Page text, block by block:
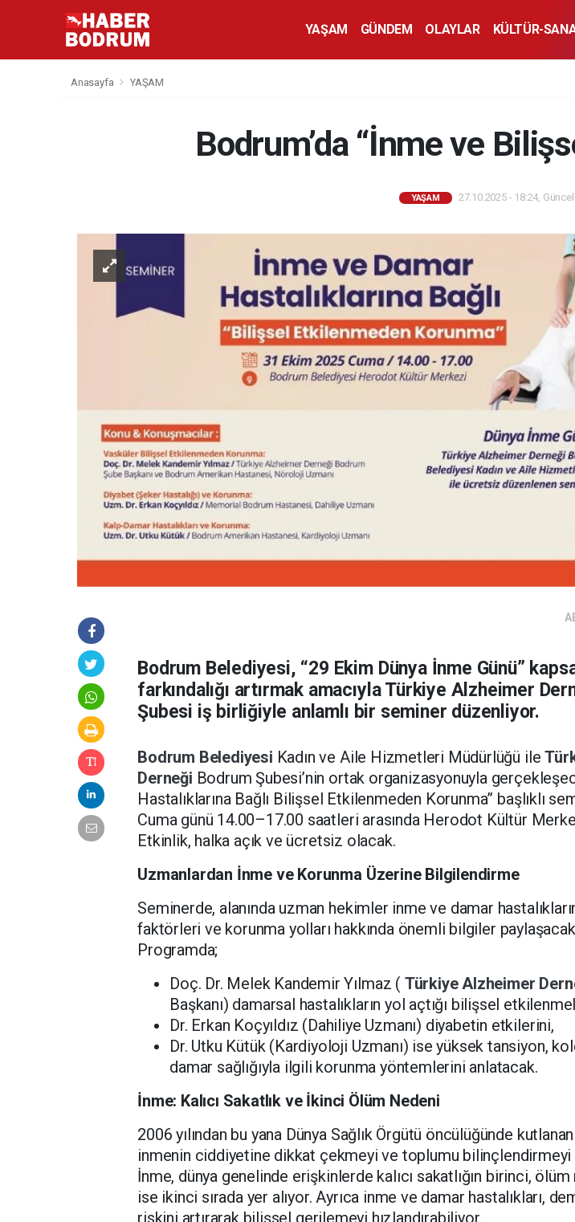
YAŞAM GÜNDEM OLAYLAR KÜLTÜR-
Anasayfa YAŞAM
Bodrum’da “İnme ve
YAŞAM 27.10.2025 - 18:24,
Bodrum Belediyesi, “29 Ekim Dünya İnme Günü”
farkındalığı artırmak amacıyla Türkiye Alzheimer
Şubesi iş birliğiyle anlamlı bir seminer düzenliyor.
Bodrum Belediyesi Kadın ve Aile Hizmetleri Müdürlüğü ile
Derneği Bodrum Şubesi’nin ortak organizasyonuyla
Hastalıklarına Bağlı Bilişsel Etkilenmeden Korunma” başlıklı
Cuma günü 14.00–17.00 saatleri arasında Herodot Kültür
Etkinlik, halka açık ve ücretsiz olacak.
Uzmanlardan İnme ve Korunma Üzerine Bilgilendirme
Seminerde, alanında uzman hekimler inme ve damar
faktörleri ve korunma yolları hakkında önemli bilgiler
Programda;
Doç. Dr. Melek Kandemir Yılmaz ( Türkiye Alzheimer
Başkanı) damarsal hastalıkların yol açtığı bilişsel
Dr. Erkan Koçyıldız (Dahiliye Uzmanı) diyabetin etkilerini,
Dr. Utku Kütük (Kardiyoloji Uzmanı) ise yüksek tansiyon,
damar sağlığıyla ilgili korunma yöntemlerini anlatacak.
İnme: Kalıcı Sakatlık ve İkinci Ölüm Nedeni
2006 yılından bu yana Dünya Sağlık Örgütü öncülüğünde
inmenin ciddiyetine dikkat çekmeyi ve toplumu bilinçlendirmeyi
İnme, dünya genelinde erişkinlerde kalıcı sakatlığın birinci,
ise ikinci sırada yer alıyor. Ayrıca inme ve damar hastalıkları,